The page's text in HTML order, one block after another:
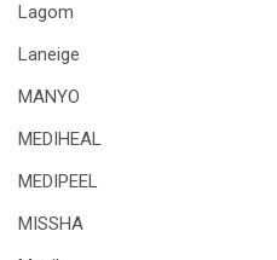
Lagom
Laneige
MANYO
MEDIHEAL
MEDIPEEL
MISSHA